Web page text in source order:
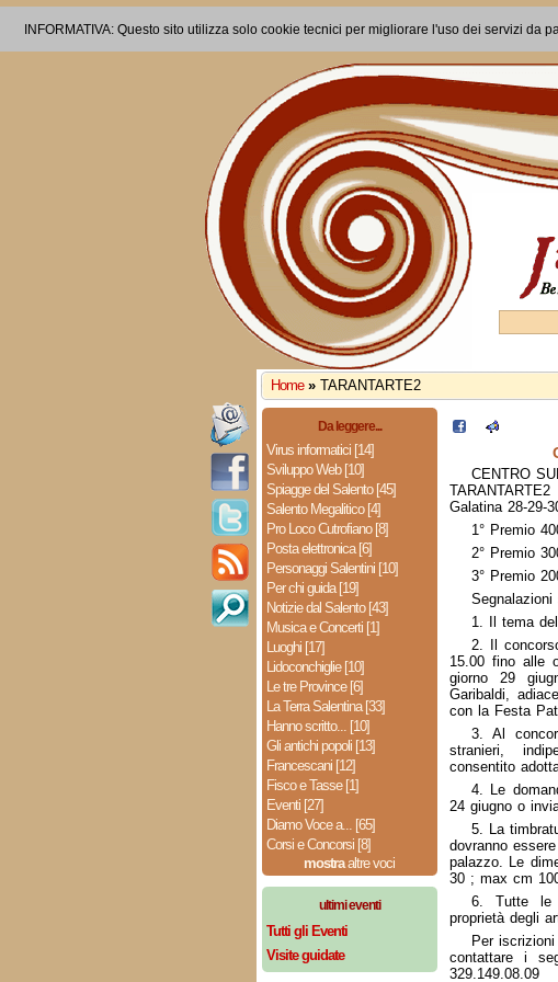
INFORMATIVA: Questo sito utilizza solo cookie tecnici per migliorare l'uso dei servizi da
Home » TARANTARTE2
Da leggere...
Virus informatici [14]
Sviluppo Web [10]
Spiagge del Salento [45]
Salento Megalitico [4]
Pro Loco Cutrofiano [8]
Posta elettronica [6]
Personaggi Salentini [10]
Per chi guida [19]
Notizie dal Salento [43]
Musica e Concerti [1]
Luoghi [17]
Lidoconchiglie [10]
Le tre Province [6]
La Terra Salentina [33]
Hanno scritto... [10]
Gli antichi popoli [13]
Francescani [12]
Fisco e Tasse [1]
Eventi [27]
Diamo Voce a... [65]
Corsi e Concorsi [8]
mostraaltre voci
ultimi eventi
Tutti gli Eventi
Visite guidate
CENTRO
Galatina 28-29-
1° Premio
2° Premio
3° Premio
Segnalazioni
1. Il tema
2. Il
15.00 fino alle
giorno 29
Garibaldi,
con la Festa
3. Al
stranieri,
consentito
4. Le
24 giugno o
5. La
dovranno
palazzo. Le
30 ; max cm
6. Tutte le
proprietà degli
Per
contattare i
329.149.08.09